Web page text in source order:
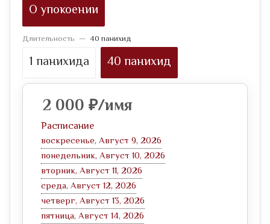
О упокоении
Длительность — 40 панихид
1 панихида 40 панихид
2 000 ₽/имя
Расписание
воскресенье, Август 9, 2026
понедельник, Август 10, 2026
вторник, Август 11, 2026
среда, Август 12, 2026
четверг, Август 13, 2026
пятница, Август 14, 2026